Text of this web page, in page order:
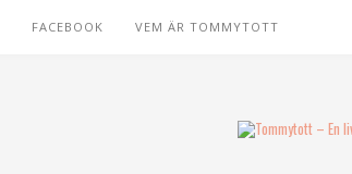
FACEBOOK VEM ÄR TOMMYTOTT